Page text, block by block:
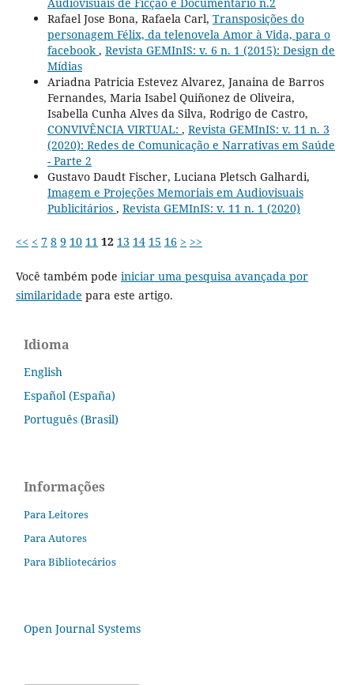
Rafael Jose Bona, Rafaela Carl, Transposições do
personagem Félix, da telenovela Amor à Vida, para o
facebook , Revista GEMInIS: v. 6 n. 1 (2015): Design de
Mídias
Ariadna Patricia Estevez Alvarez, Janaina de Barros
Fernandes, Maria Isabel Quiñonez de Oliveira,
Isabella Cunha Alves da Silva, Rodrigo de Castro,
CONVIVÊNCIA VIRTUAL: , Revista GEMInIS: v. 11 n. 3
(2020): Redes de Comunicação e Narrativas em Saúde
- Parte 2
Gustavo Daudt Fischer, Luciana Pletsch Galhardi,
Imagem e Projeções Memoriais em Audiovisuais
Publicitários , Revista GEMInIS: v. 11 n. 1 (2020)
<< < 7 8 9 10 11 12 13 14 15 16 > >>
Você também pode iniciar uma pesquisa avançada por
similaridade para este artigo.
Idioma
English
Español (España)
Português (Brasil)
Informações
Para Leitores
Para Autores
Para Bibliotecários
Open Journal Systems